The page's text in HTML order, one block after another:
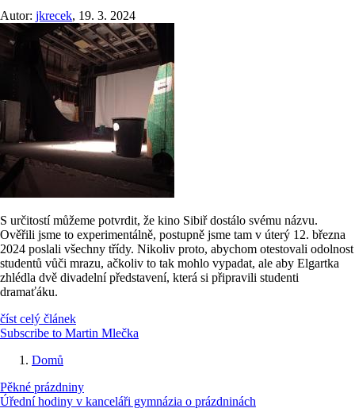
Autor: jkrecek, 19. 3. 2024
S určitostí můžeme potvrdit, že kino Sibiř dostálo svému názvu.
Ověřili jsme to experimentálně, postupně jsme tam v úterý 12. března
2024 poslali všechny třídy. Nikoliv proto, abychom otestovali odolnost
studentů vůči mrazu, ačkoliv to tak mohlo vypadat, ale aby Elgartka
zhlédla dvě divadelní představení, která si připravili studenti
dramaťáku.
číst celý článek
Subscribe to Martin Mlečka
Drobečková
navigace
Domů
Pěkné prázdniny
Úřední hodiny v kanceláři gymnázia o prázdninách